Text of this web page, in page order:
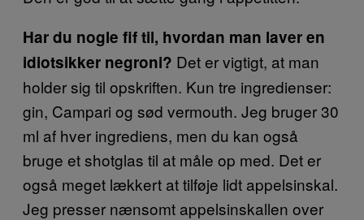
Har du nogle fif til, hvordan man laver en
idiotsikker negroni? Det er vigtigt, at man
holder sig til opskriften. Kun tre ingredienser:
gin, Campari og sød vermouth. Jeg bruger 30
ml af hver ingrediens, men du kan også
bruge et shotglas til at måle op med. Det er
også meget lækkert at tilføje lidt appelsinskal.
Jeg presser nænsomt appelsinskallen over